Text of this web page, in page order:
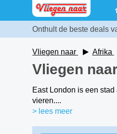
Onthult de beste deals
Vliegen naar Afrika
Vliegen
East London is een
vieren....
> lees meer